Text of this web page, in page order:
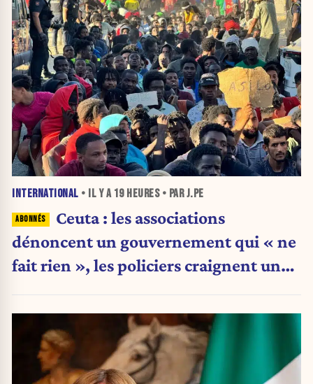
INTERNATIONAL • IL Y A 19 HEURES• PAR J.PE
Ceuta : les associations
dénoncent un gouvernement qui « ne
fait rien », les policiers craignent une